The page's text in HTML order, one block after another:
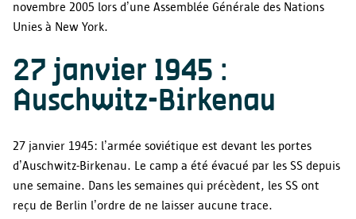
novembre 2005 lors d’une Assemblée Générale des Nations
Unies à New York.
27 janvier 1945 :
Auschwitz-Birkenau
27 janvier 1945: l’armée soviétique est devant les portes
d’Auschwitz-Birkenau. Le camp a été évacué par les SS depuis
une semaine. Dans les semaines qui précèdent, les SS ont
reçu de Berlin l’ordre de ne laisser aucune trace.
Vos droits
viainformatieveiligheid@antwerpen.be.
Enregistrer les préférences